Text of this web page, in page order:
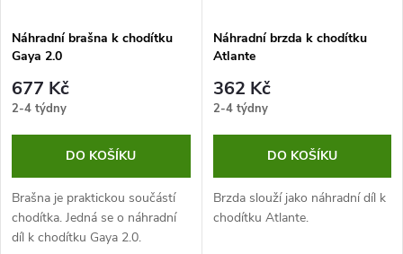
Náhradní brašna k chodítku
Gaya 2.0
677 Kč
2-4 týdny
DO KOŠÍKU
Brašna je praktickou součástí
chodítka. Jedná se o náhradní
díl k chodítku Gaya 2.0.
Náhradní brzda k chodítku
Atlante
362 Kč
2-4 týdny
DO KOŠÍKU
Brzda slouží jako náhradní díl k
chodítku Atlante.